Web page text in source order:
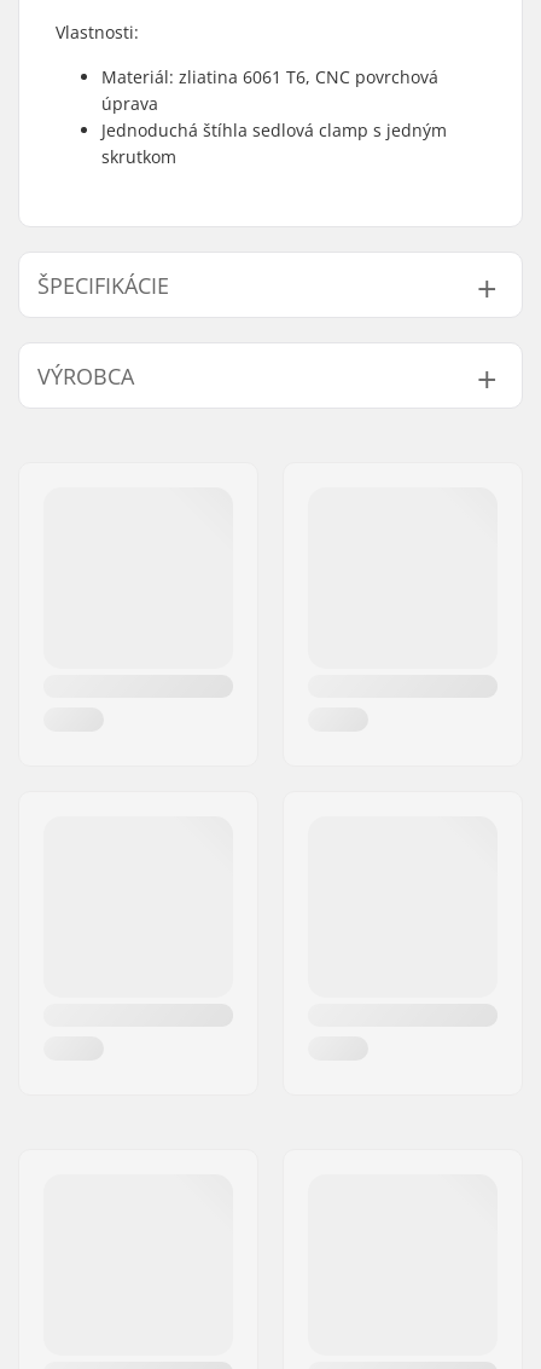
Vlastnosti:
Materiál: zliatina 6061 T6, CNC povrchová
úprava
Jednoduchá štíhla sedlová clamp s jedným
skrutkom
ŠPECIFIKÁCIE
Priemer sedlovky
BMX:
25.4mm
Hmotnosť: 18g
VÝROBCA